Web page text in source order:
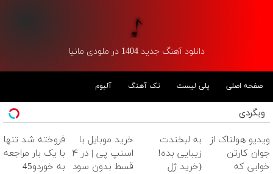
دانلود آهنگ جدید 1404 در ملودی مانیا
صفحه اصلی پلی لیست تک آهنگ آلبوم
وبگردی
ویدیو هولناک از
جوان کارتن
خوابی که
به لبخندت
زیبایی بده!
(خرید ژل
خرید موبایل با
اسنپ پی | در ۴
قسط بدون سود
فروخته شد تنها
با یک بار مراجعه
به خوردو45